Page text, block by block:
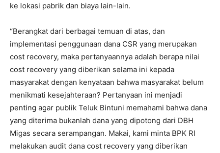
ke lokasi pabrik dan biaya lain-lain.
“Berangkat dari berbagai temuan di atas, dan
implementasi penggunaan dana CSR yang merupakan
cost recovery, maka pertanyaannya adalah berapa nilai
cost recovery yang diberikan selama ini kepada
masyarakat dengan kenyataan bahwa masyarakat belum
menikmati kesejahteraan? Pertanyaan ini menjadi
penting agar publik Teluk Bintuni memahami bahwa dana
yang diterima bukanlah dana yang dipotong dari DBH
Migas secara serampangan. Makai, kami minta BPK RI
melakukan audit dana cost recovery yang diberikan